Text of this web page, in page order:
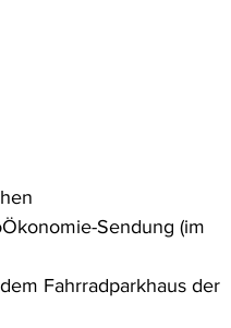
Sendung (im
Fahrradparkhaus der